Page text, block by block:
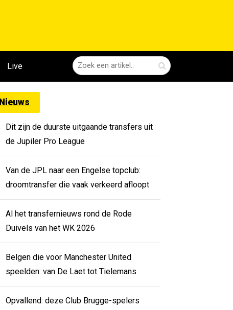
Live
Nieuws
Dit zijn de duurste uitgaande transfers uit
de Jupiler Pro League
Van de JPL naar een Engelse topclub:
droomtransfer die vaak verkeerd afloopt
Al het transfernieuws rond de Rode
Duivels van het WK 2026
Belgen die voor Manchester United
speelden: van De Laet tot Tielemans
Opvallend: deze Club Brugge-spelers